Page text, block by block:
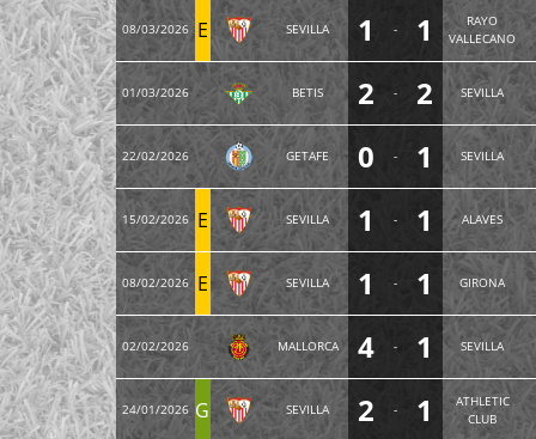
08/03/2026 E SEVILLA 1 - 1
RAYO
VALLECANO
01/03/2026 BETIS 2 - 2 SEVILLA
22/02/2026 GETAFE 0 - 1 SEVILLA
15/02/2026 E SEVILLA 1 - 1 ALAVES
08/02/2026 E SEVILLA 1 - 1 GIRONA
02/02/2026 MALLORCA 4 - 1 SEVILLA
24/01/2026 G SEVILLA 2 - 1
ATHLETIC
CLUB